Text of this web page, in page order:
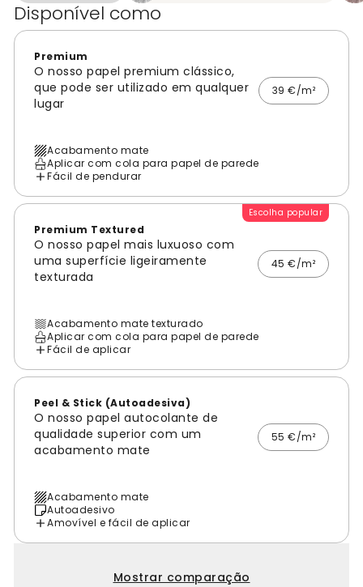
Disponível como
Premium
O nosso papel premium clássico,
que pode ser utilizado em qualquer
lugar
39 €/m²
Acabamento mate
Aplicar com cola para papel de parede
Fácil de pendurar
Escolha popular
Premium Textured
O nosso papel mais luxuoso com
uma superfície ligeiramente
texturada
45 €/m²
Acabamento mate texturado
Aplicar com cola para papel de parede
Fácil de aplicar
Peel & Stick (Autoadesiva)
O nosso papel autocolante de
qualidade superior com um
acabamento mate
55 €/m²
Acabamento mate
Autoadesivo
Amovível e fácil de aplicar
Mostrar comparação